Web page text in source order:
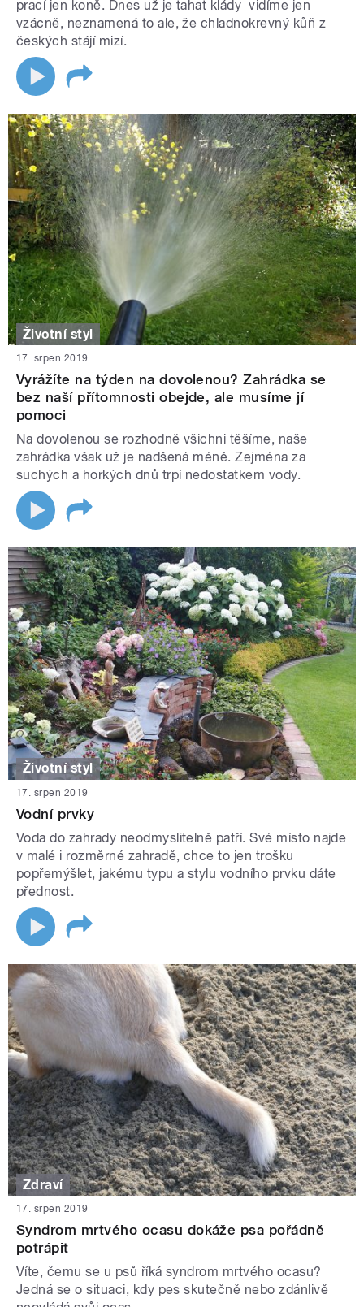
prací jen koně. Dnes už je tahat klády vidíme jen
vzácně, neznamená to ale, že chladnokrevný kůň z
českých stájí mizí.
Životní styl
17. srpen 2019
Vyrážíte na týden na dovolenou? Zahrádka se
bez naší přítomnosti obejde, ale musíme jí
pomoci
Na dovolenou se rozhodně všichni těšíme, naše
zahrádka však už je nadšená méně. Zejména za
suchých a horkých dnů trpí nedostatkem vody.
Životní styl
17. srpen 2019
Vodní prvky
Voda do zahrady neodmyslitelně patří. Své místo najde
v malé i rozměrné zahradě, chce to jen trošku
popřemýšlet, jakému typu a stylu vodního prvku dáte
přednost.
Zdraví
17. srpen 2019
Syndrom mrtvého ocasu dokáže psa pořádně
potrápit
Víte, čemu se u psů říká syndrom mrtvého ocasu?
Jedná se o situaci, kdy pes skutečně nebo zdánlivě